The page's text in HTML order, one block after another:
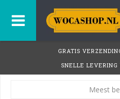
GRATIS
SNELLE
Meest